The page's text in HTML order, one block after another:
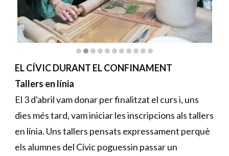
EL CÍVIC DURANT EL CONFINAMENT
Tallers en línia
El 3 d'abril vam donar per finalitzat el curs i, uns
dies més tard, vam iniciar les inscripcions als tallers
en línia. Uns tallers pensats expressament perquè
els alumnes del Cívic poguessin passar un